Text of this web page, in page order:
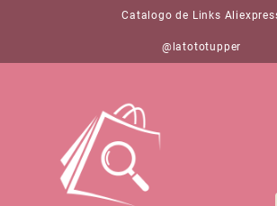
Catalogo de Links
@latototupper